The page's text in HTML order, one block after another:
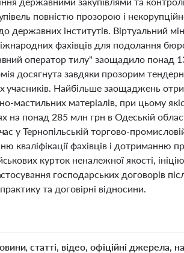
повністю прозорою і
державних інститутів. Віртуальний
фахівців для подолання
оператор тилу" заощадило понад
досягнута завдяки прозорим
Найбільше заощаджень
мастильних матеріалів, при цьому
на понад 285 млн грн в Одеській
у Тернопільській торгово-
кваліфікації фахівців і дотриманню
курток неналежної якості,
господарських договорів
та договірні відносини.
статті, відео, офіційні джерела,